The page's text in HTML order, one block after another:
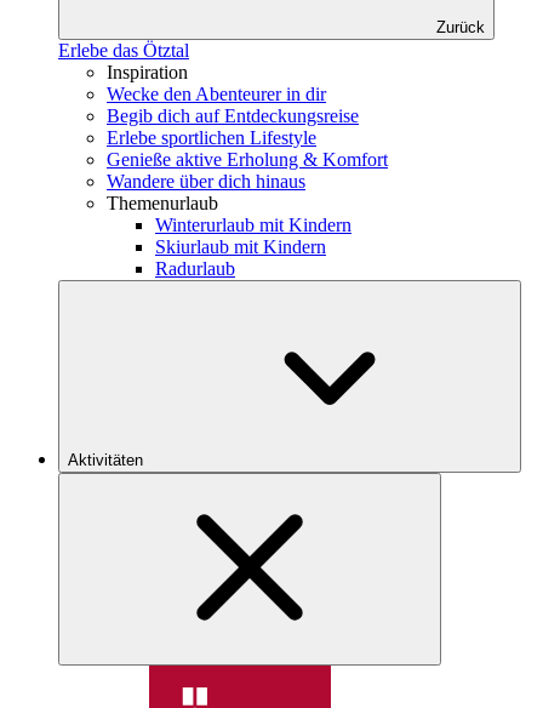
Zurück
Erlebe das Ötztal
Inspiration
Wecke den Abenteurer in dir
Begib dich auf Entdeckungsreise
Erlebe sportlichen Lifestyle
Genieße aktive Erholung & Komfort
Wandere über dich hinaus
Themenurlaub
Winterurlaub mit Kindern
Skiurlaub mit Kindern
Radurlaub
Aktivitäten